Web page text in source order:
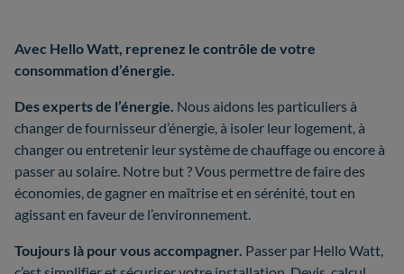
Avec Hello Watt, reprenez le contrôle de votre
consommation d’énergie.
Des experts de l’énergie. Nous aidons les particuliers à
changer de fournisseur d’énergie, à isoler leur logement, à
changer ou entretenir leur système de chauffage ou encore à
passer au solaire. Notre but ? Vous permettre de faire des
économies, de gagner en maîtrise et en sérénité, tout en
agissant en faveur de l’environnement.
Toujours là pour vous accompagner. Passer par Hello Watt,